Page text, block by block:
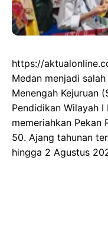
https://
Medan menjadi
Menengah Kejuruan
Pendidikan Wilayah
memeriahkan Pekan
50. Ajang tahunan
hingga 2 Agustus